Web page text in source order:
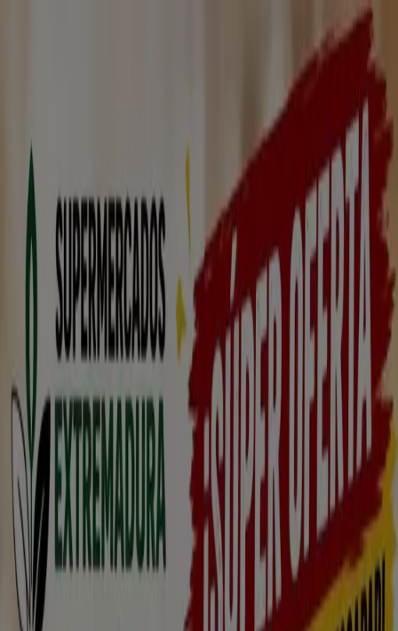
Destacados Hiper-SupermercadosHogar y Muebles Jardín
y BricolajeRopa, Zapatos y Complementos
Informática y
ElectrónicaJuguetes y Bebés
Coches, Motos y
Recambios
Perfumerías y
Belleza
ViajesRestauración Deporte Salud y
ÓpticasOcio Libros y Papelerías Bancos y Seguros Bodas
Coviran en Torreorgaz - Ofertas,
folletos y productos
Seguir para obtener ofertas
Tiendeo en Torreorgaz
Ofertas de Hiper-Supermercados en Torreorgaz
»
Coviran en Torreorgaz